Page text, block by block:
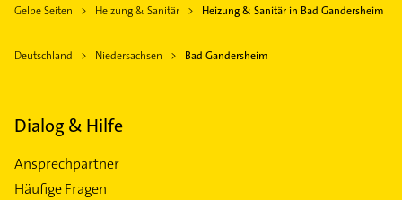
Gelbe Seiten Heizung & Sanitär Heizung & Sanitär in Bad Gandersheim
Deutschland Niedersachsen Bad Gandersheim
Dialog & Hilfe
Ansprechpartner
Häufige Fragen